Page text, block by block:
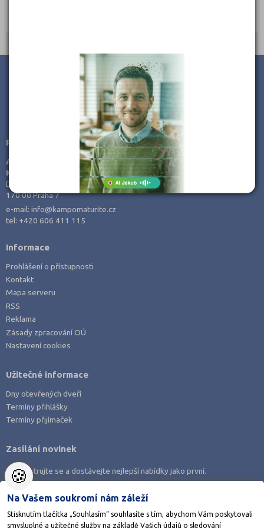
JSME TAM, KDE JSTE VY
Poradenství v přípravě ke studiu
AMOS -
KamPoMaturite.cz, s.r.o.
Dukelských hrdinů 21
170 00 Praha 7
e-mail:info@kampomaturite.cz
tel: +420 606 411 115
Informace
Prohlášení o přístupnosti
Kontakt
Mapa serveru
RSS
Reklama
Zásady zpracování OÚ
Nastavení cookies
Užitečné informace
Dny otevřených dveří
Termíny přihlášky
Termíny přijímaček
Zasílání novinek
Zaregistrujte se a dostávejte nejlepší nabídky jako první.
🍪
Na Vašem soukromí nám záleží
Stisknutím tlačítka „Souhlasím“ souhlasíte s tím, abychom Vám poskytovali
smysluplné a užitečné služby na základě Vašich údajů o sledování